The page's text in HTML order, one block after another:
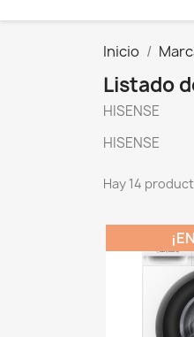
Inicio
Listado
HISENSE
HISENSE
Hay 14